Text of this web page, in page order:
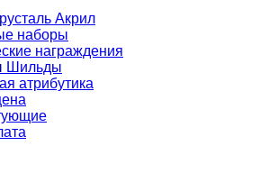
Акрил
наборы
награждения
Шильды
атрибутика